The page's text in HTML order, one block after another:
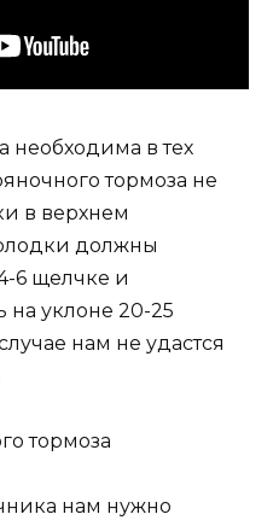
необходима в тех
тормоза не
в верхнем
должны
6 щелчке и
на уклоне 20-25
нам не удастся
тормоза
нам нужно